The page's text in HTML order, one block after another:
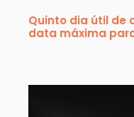
Quinto dia útil de
data máxima